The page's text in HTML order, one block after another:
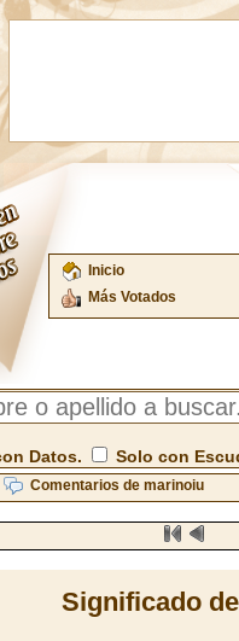
Inicio
Más Votados
Datos. Solo con
Comentarios de marinoiu
Significado